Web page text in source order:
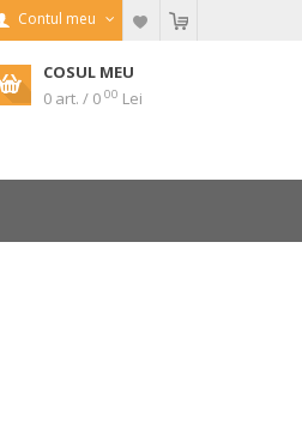
Contul meu
COSUL MEU
0 art. / 0 00 Lei